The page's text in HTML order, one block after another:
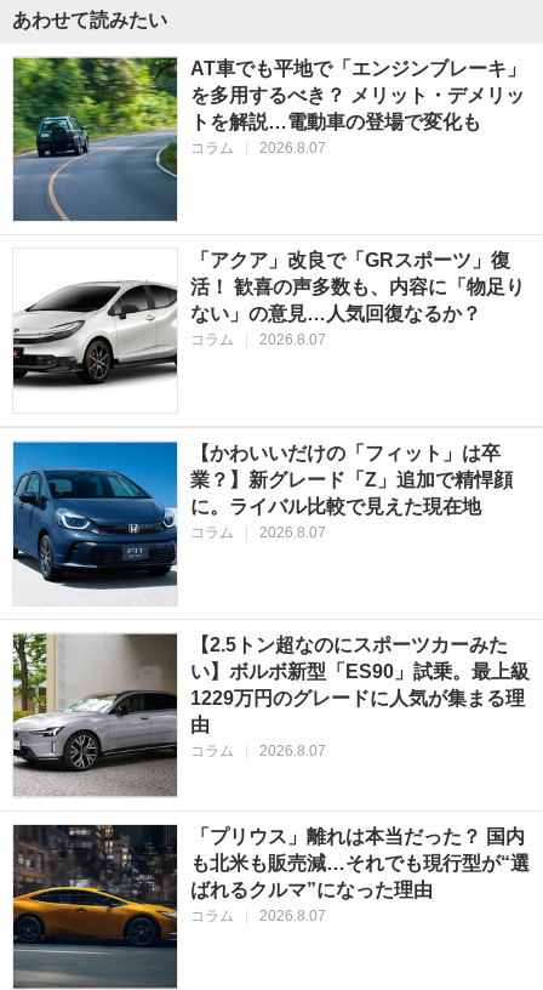
あわせて読みたい
AT車でも平地で「エンジンブレーキ」
を多用するべき？ メリット・デメリッ
トを解説…電動車の登場で変化も
コラム 2026.8.07
「アクア」改良で「GRスポーツ」復
活！ 歓喜の声多数も、内容に「物足り
ない」の意見…人気回復なるか？
コラム 2026.8.07
【かわいいだけの「フィット」は卒
業？】新グレード「Z」追加で精悍顔
に。ライバル比較で見えた現在地
コラム 2026.8.07
【2.5トン超なのにスポーツカーみた
い】ボルボ新型「ES90」試乗。最上級
1229万円のグレードに人気が集まる理
由
コラム 2026.8.07
「プリウス」離れは本当だった？ 国内
も北米も販売減…それでも現行型が“選
ばれるクルマ”になった理由
コラム 2026.8.07